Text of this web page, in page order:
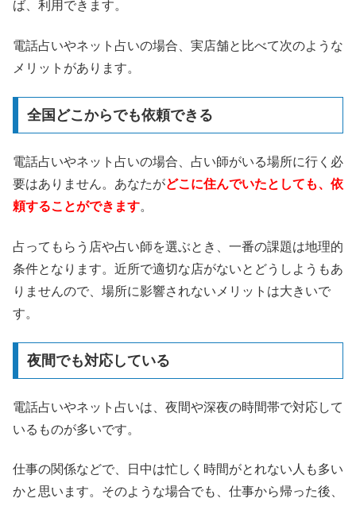
ば、利用できます。
電話占いやネット占いの場合、実店舗と比べて次のような
メリットがあります。
全国どこからでも依頼できる
電話占いやネット占いの場合、占い師がいる場所に行く必
要はありません。あなたがどこに住んでいたとしても、依
頼することができます。
占ってもらう店や占い師を選ぶとき、一番の課題は地理的
条件となります。近所で適切な店がないとどうしようもあ
りませんので、場所に影響されないメリットは大きいで
す。
夜間でも対応している
電話占いやネット占いは、夜間や深夜の時間帯で対応して
いるものが多いです。
仕事の関係などで、日中は忙しく時間がとれない人も多い
かと思います。そのような場合でも、仕事から帰った後、